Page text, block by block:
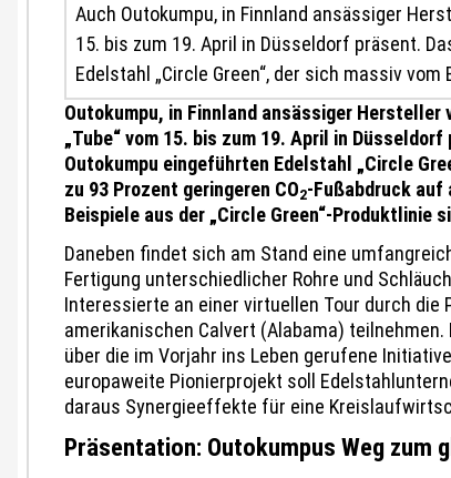
Auch Outokumpu, in Finnland ansässiger
15. bis zum 19. April in Düsseldorf präsent.
Edelstahl „Circle Green“, der sich massiv
Outokumpu, in Finnland ansässiger
„Tube“ vom 15. bis zum 19. April in
Outokumpu eingeführten Edelstahl „Circle
zu 93 Prozent geringeren CO2-Fußabdruck
Beispiele aus der „Circle Green“-Produktlinie
Daneben findet sich am Stand eine
Fertigung unterschiedlicher Rohre und
Interessierte an einer virtuellen Tour durch die
amerikanischen Calvert (Alabama)
über die im Vorjahr ins Leben gerufene
europaweite Pionierprojekt soll
daraus Synergieeffekte für eine
Präsentation: Outokumpus Weg